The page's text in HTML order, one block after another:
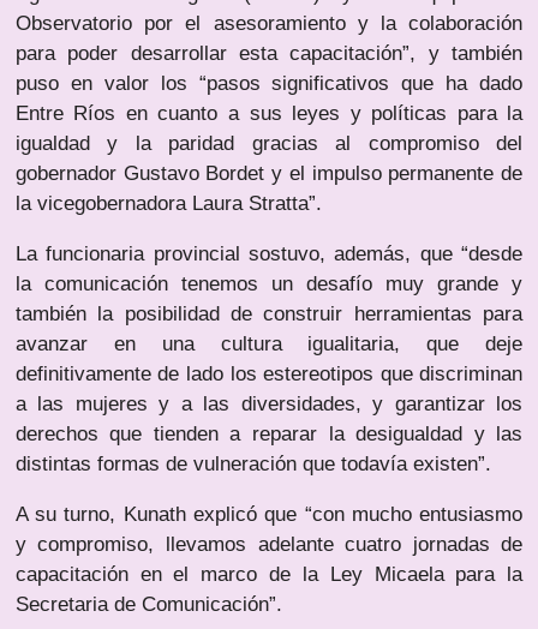
Observatorio por el asesoramiento y la colaboración
para poder desarrollar esta capacitación”, y también
puso en valor los “pasos significativos que ha dado
Entre Ríos en cuanto a sus leyes y políticas para la
igualdad y la paridad gracias al compromiso del
gobernador Gustavo Bordet y el impulso permanente de
la vicegobernadora Laura Stratta”.
La funcionaria provincial sostuvo, además, que “desde
la comunicación tenemos un desafío muy grande y
también la posibilidad de construir herramientas para
avanzar en una cultura igualitaria, que deje
definitivamente de lado los estereotipos que discriminan
a las mujeres y a las diversidades, y garantizar los
derechos que tienden a reparar la desigualdad y las
distintas formas de vulneración que todavía existen”.
A su turno, Kunath explicó que “con mucho entusiasmo
y compromiso, llevamos adelante cuatro jornadas de
capacitación en el marco de la Ley Micaela para la
Secretaria de Comunicación”.